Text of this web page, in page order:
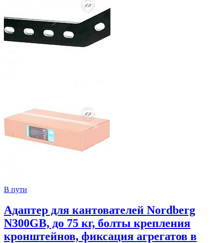
В пути
Адаптер для кантователей Nordberg
N300GB, до 75 кг, болты крепления
кронштейнов, фиксация агрегатов в